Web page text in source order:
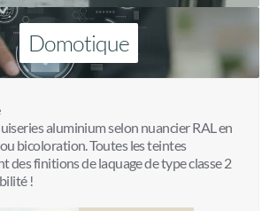
Domotique
aluminium selon nuancier RAL en
bicoloration. Toutes les teintes
des finitions de laquage de type classe 2
!